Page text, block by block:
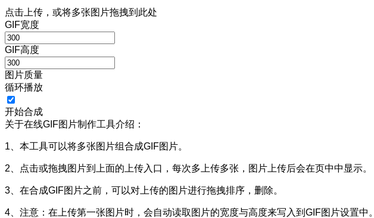
点击上传，或将多张图片拖拽到此处
GIF宽度
GIF高度
图片质量
循环播放
开始合成
关于在线GIF图片制作工具介绍：
1、本工具可以将多张图片组合成GIF图片。
2、点击或拖拽图片到上面的上传入口，每次多上传多张，图片上传后会在页中中显示。
3、在合成GIF图片之前，可以对上传的图片进行拖拽排序，删除。
4、注意：在上传第一张图片时，会自动读取图片的宽度与高度来写入到GIF图片设置中。